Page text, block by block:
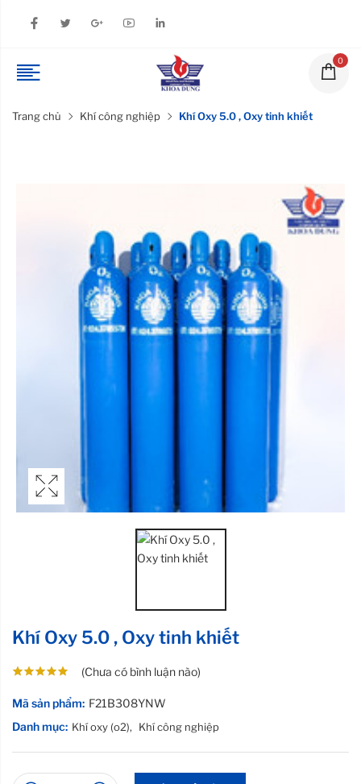
0
Trang chủ Khí công nghiệp Khí Oxy 5.0 , Oxy tinh khiết
Khí Oxy 5.0 , Oxy tinh khiết
(Chưa có bình luận nào)
Mã sản phẩm: F21B308YNW
Danh mục: Khí oxy (o2), Khí công nghiệp